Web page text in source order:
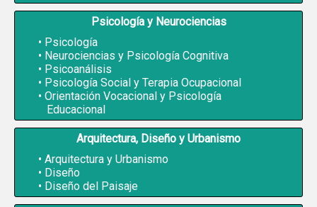
Psicología y Neurociencias
Psicología
Neurociencias y Psicología Cognitiva
Psicoanálisis
Psicología Social y Terapia Ocupacional
Orientación Vocacional y Psicología
Educacional
Arquitectura, Diseño y Urbanismo
Arquitectura y Urbanismo
Diseño
Diseño del Paisaje